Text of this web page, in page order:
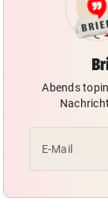
Abends
E-Mail